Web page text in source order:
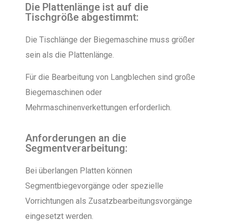
Die Plattenlänge ist auf die
Tischgröße abgestimmt:
Die Tischlänge der Biegemaschine muss größer
sein als die Plattenlänge.
Für die Bearbeitung von Langblechen sind große
Biegemaschinen oder
Mehrmaschinenverkettungen erforderlich.
Anforderungen an die
Segmentverarbeitung:
Bei überlangen Platten können
Segmentbiegevorgänge oder spezielle
Vorrichtungen als Zusatzbearbeitungsvorgänge
eingesetzt werden.